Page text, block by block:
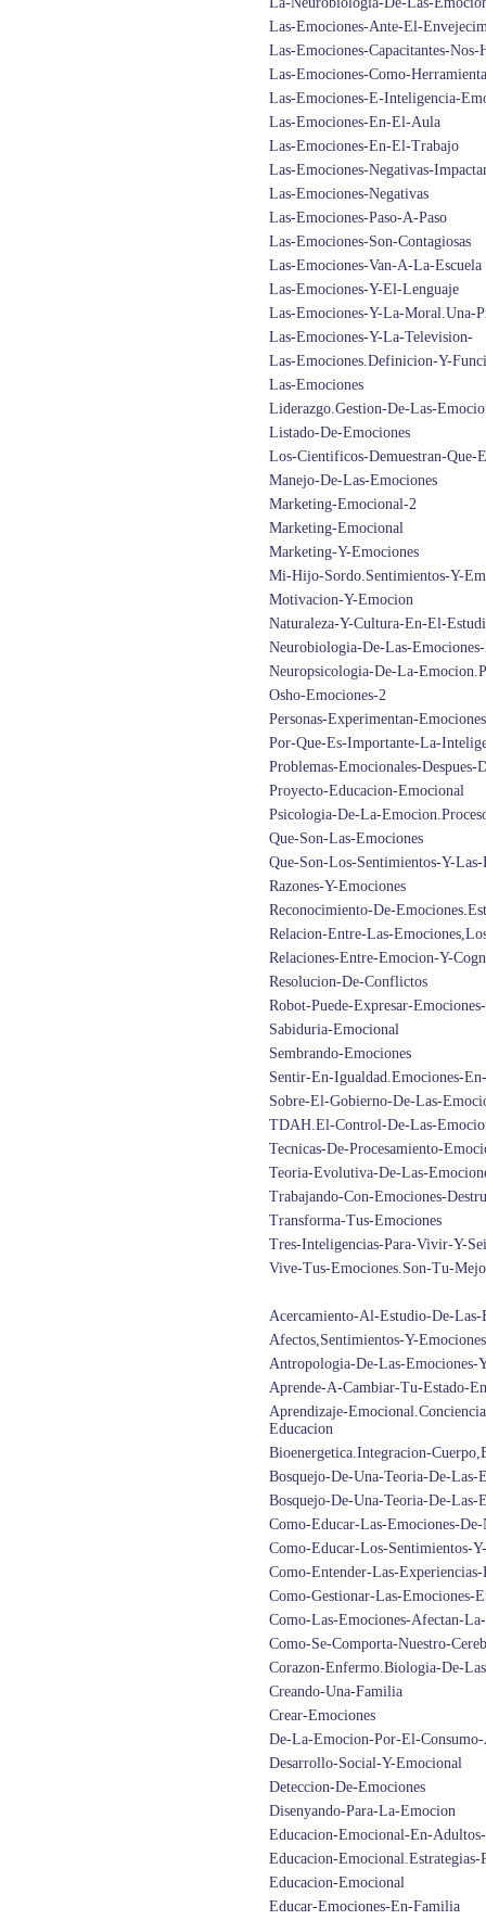
Las-Emociones-Ante-El-
Las-Emociones-Capacitantes-Nos-
Las-Emociones-Como-
Las-Emociones-E-Inteligencia-
Las-Emociones-En-El-Aula
Las-Emociones-En-El-Trabajo
Las-Emociones-Negativas-
Las-Emociones-Negativas
Las-Emociones-Paso-A-Paso
Las-Emociones-Son-Contagiosas
Las-Emociones-Van-A-La-Escuela
Las-Emociones-Y-El-Lenguaje
Las-Emociones-Y-La-Moral.Una-
Las-Emociones-Y-La-Television-
Las-Emociones.Definicion-Y-
Las-Emociones
Liderazgo.Gestion-De-Las-
Listado-De-Emociones
Los-Cientificos-Demuestran-Que-
Manejo-De-Las-Emociones
Marketing-Emocional-2
Marketing-Emocional
Marketing-Y-Emociones
Mi-Hijo-Sordo.Sentimientos-Y-
Motivacion-Y-Emocion
Naturaleza-Y-Cultura-En-El-
Neurobiologia-De-Las-
Neuropsicologia-De-La-
Osho-Emociones-2
Personas-Experimentan-
Por-Que-Es-Importante-La-
Problemas-Emocionales-
Proyecto-Educacion-Emocional
Psicologia-De-La-
Que-Son-Las-Emociones
Que-Son-Los-Sentimientos-Y-Las-
Razones-Y-Emociones
Reconocimiento-De-
Relacion-Entre-Las-
Relaciones-Entre-Emocion-Y-
Resolucion-De-Conflictos
Robot-Puede-Expresar-
Sabiduria-Emocional
Sembrando-Emociones
Sentir-En-Igualdad.Emociones-
Sobre-El-Gobierno-De-Las-
TDAH.El-Control-De-Las-
Tecnicas-De-Procesamiento-
Teoria-Evolutiva-De-Las-
Trabajando-Con-Emociones-
Transforma-Tus-Emociones
Tres-Inteligencias-Para-Vivir-Y-
Vive-Tus-Emociones.Son-Tu-
Acercamiento-Al-Estudio-De-Las-
Afectos,Sentimientos-Y-Emociones
Antropologia-De-Las-Emociones-
Aprende-A-Cambiar-Tu-Estado-
Aprendizaje-
Educacion
Bioenergetica.Integracion-
Bosquejo-De-Una-Teoria-De-Las-
Bosquejo-De-Una-Teoria-De-Las-
Como-Educar-Las-Emociones-
Como-Educar-Los-Sentimientos-
Como-Entender-Las-Experiencias-
Como-Gestionar-Las-Emociones-
Como-Las-Emociones-Afectan-
Como-Se-Comporta-Nuestro-
Corazon-Enfermo.Biologia-De-
Creando-Una-Familia
Crear-Emociones
De-La-Emocion-Por-El-
Desarrollo-Social-Y-Emocional
Deteccion-De-Emociones
Disenyando-Para-La-Emocion
Educacion-Emocional-En-Adultos-
Educacion-Emocional.Estrategias-
Educacion-Emocional
Educar-Emociones-En-Familia